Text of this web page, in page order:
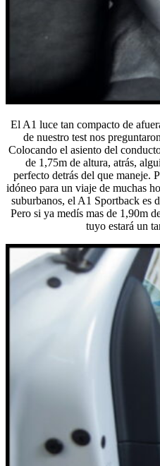
El A1 luce tan compacto de
de nuestro test nos
Colocando el asiento del
de 1,75m de altura, atrás,
perfecto detrás del que maneje.
idóneo para un viaje de muchas
suburbanos, el A1 Sportback es
Pero si ya medís mas de 1,90m
tuyo estará un